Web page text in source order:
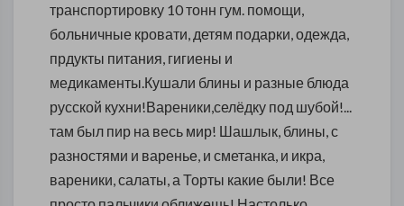
транспортировку 10 тонн гум. помощи,
больничные кровати, детям подарки, одежда,
прдукты питания, гигиены и
медикаменты.Кушали блины и разные блюда
русской кухни!Вареники,селёдку под шубой!...
там был пир на весь мир! Шашлык, блины, с
разностями и варенье, и сметанка, и икра,
вареники, салаты, а Торты какие были! Все